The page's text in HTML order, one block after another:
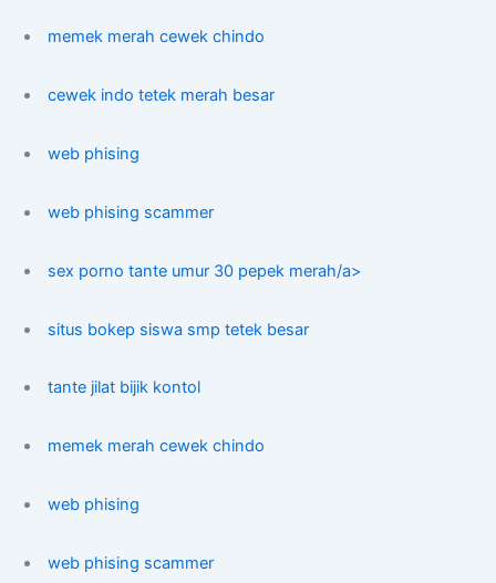
memek merah cewek chindo
cewek indo tetek merah besar
web phising
web phising scammer
sex porno tante umur 30 pepek merah/a>
situs bokep siswa smp tetek besar
tante jilat bijik kontol
memek merah cewek chindo
web phising
web phising scammer